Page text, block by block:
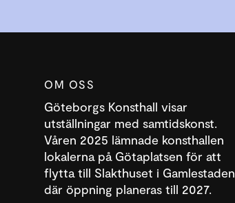
OM OSS
Göteborgs Konsthall visar
utställningar med samtidskonst.
Våren 2025 lämnade konsthallen
lokalerna på Götaplatsen för att
flytta till Slakthuset i Gamlestaden
där öppning planeras till 2027.